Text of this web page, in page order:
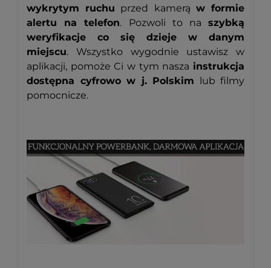
wykrytym ruchu przed kamerą w formie
alertu na telefon. Pozwoli to naszybką
weryfikacje co się dzieje w danym
miejscu. Wszystko wygodnie ustawisz w
aplikacji, pomoże Ci w tym nasza instrukcja
dostępna cyfrowo w j. Polskim lub filmy
pomocnicze.